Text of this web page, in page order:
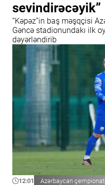
sevindirəcəyik”
“Kəpəz”in baş məşqçisi
Gəncə stadionundakı ilk
dəyərləndirib
12:01 Azərbaycan çempionatı